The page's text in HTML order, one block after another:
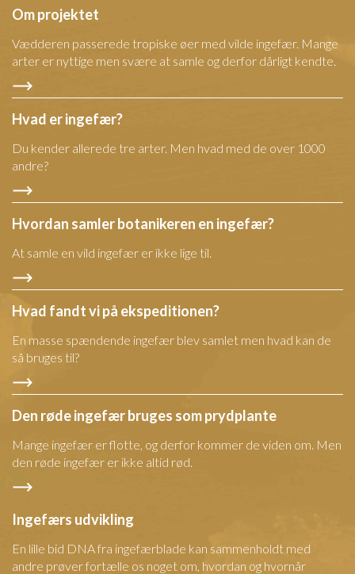
Om projektet
Vædderen passerede tropiske øer med vilde ingefær. Mange
arter er nyttige men svære at samle og derfor dårligt kendte.
Hvad er ingefær?
Du kender allerede tre arter. Men hvad med de over 1000
andre?
Hvordan samler botanikeren en ingefær?
At samle en vild ingefær er ikke lige til.
Hvad fandt vi på ekspeditionen?
En masse spændende ingefær blev samlet men hvad kan de
så bruges til?
Den røde ingefær bruges som prydplante
Mange ingefær er flotte, og derfor kommer de viden om. Men
den røde ingefær er ikke altid rød.
Ingefærs udvikling
En lille bid DNA fra ingefærblade kan sammenholdt med
andre prøver fortælle os noget om, hvordan og hvornår